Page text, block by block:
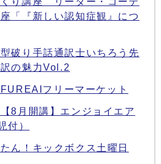
「『新しい認知症観』につ
破り手話通訳士いちろう先
の魅力Vol.2
フリーマーケット
8月開講】エンジョイエア
付）
ん！キックボクス土曜日